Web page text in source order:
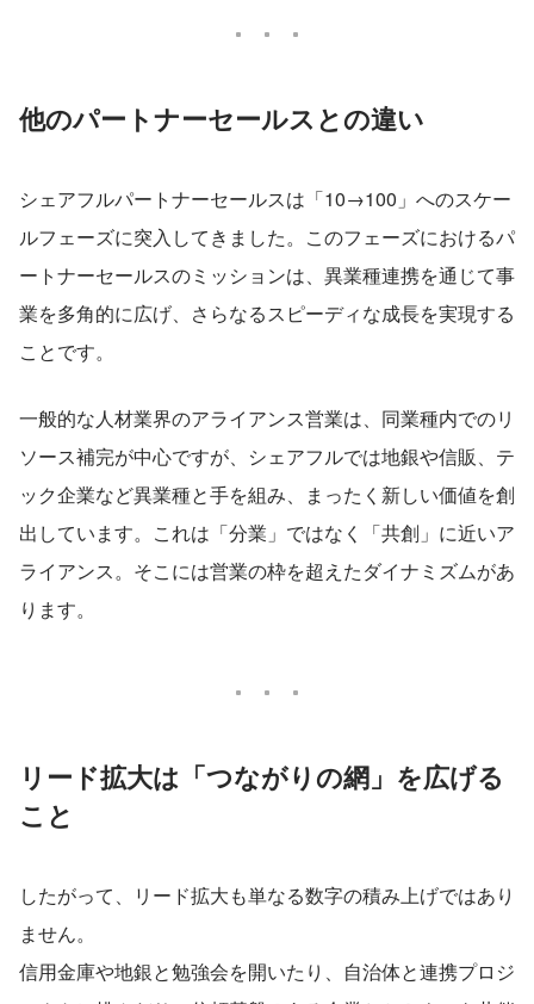
他のパートナーセールスとの違い
シェアフルパートナーセールスは「10→100」へのスケー
ルフェーズに突入してきました。このフェーズにおけるパ
ートナーセールスのミッションは、異業種連携を通じて事
業を多角的に広げ、さらなるスピーディな成長を実現する
ことです。
一般的な人材業界のアライアンス営業は、同業種内でのリ
ソース補完が中心ですが、シェアフルでは地銀や信販、テ
ック企業など異業種と手を組み、まったく新しい価値を創
出しています。これは「分業」ではなく「共創」に近いア
ライアンス。そこには営業の枠を超えたダイナミズムがあ
ります。
リード拡大は「つながりの網」を広げる
こと
したがって、リード拡大も単なる数字の積み上げではあり
ません。
信用金庫や地銀と勉強会を開いたり、自治体と連携プロジ